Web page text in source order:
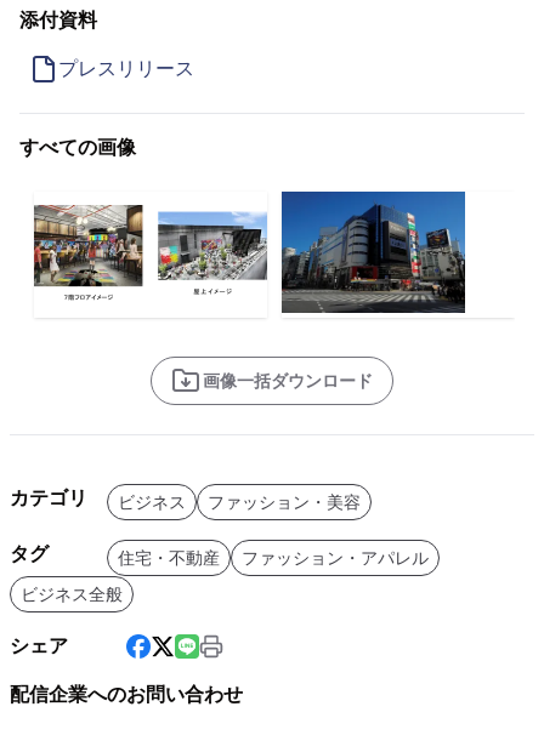
添付資料
プレスリリース
すべての画像
画像一括ダウンロード
カテゴリ ビジネス ファッション・美容
タグ 住宅・不動産
ファッション・アパレル
ビジネス全般
シェア
配信企業へのお問い合わせ